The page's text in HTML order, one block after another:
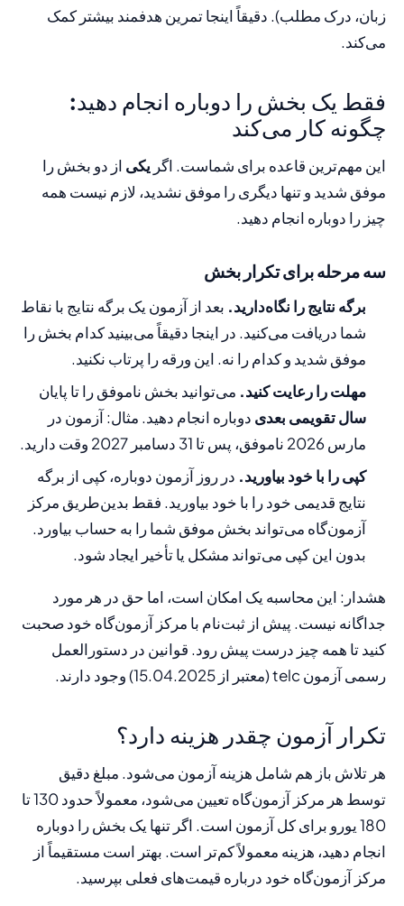
زبان، درک مطلب). دقیقاً اینجا تمرین هدفمند بیشتر کمک
می‌کند.
فقط یک بخش را دوباره انجام دهید:
چگونه کار می‌کند
این مهم‌ترین قاعده برای شماست. اگر یکی از دو بخش را
موفق شدید و تنها دیگری را موفق نشدید، لازم نیست همه
چیز را دوباره انجام دهید.
سه مرحله برای تکرار بخش
برگه نتایج را نگاه‌دارید. بعد از آزمون یک برگه نتایج با نقاط
شما دریافت می‌کنید. در اینجا دقیقاً می‌بینید کدام بخش را
موفق شدید و کدام را نه. این ورقه را پرتاب نکنید.
مهلت را رعایت کنید. می‌توانید بخش ناموفق را تا پایان
سال تقویمی بعدی دوباره انجام دهید. مثال: آزمون در
مارس 2026 ناموفق، پس تا 31 دسامبر 2027 وقت دارید.
کپی را با خود بیاورید. در روز آزمون دوباره، کپی از برگه
نتایج قدیمی خود را با خود بیاورید. فقط بدین‌طریق مرکز
آزمون‌گاه می‌تواند بخش موفق شما را به حساب بیاورد.
بدون این کپی می‌تواند مشکل یا تأخیر ایجاد شود.
هشدار: این محاسبه یک امکان است، اما حق در هر مورد
جداگانه نیست. پیش از ثبت‌نام با مرکز آزمون‌گاه خود صحبت
کنید تا همه چیز درست پیش رود. قوانین در دستورالعمل
رسمی آزمون telc (معتبر از 15.04.2025) وجود دارند.
تکرار آزمون چقدر هزینه دارد؟
هر تلاش باز هم شامل هزینه آزمون می‌شود. مبلغ دقیق
توسط هر مرکز آزمون‌گاه تعیین می‌شود، معمولاً حدود 130 تا
180 یورو برای کل آزمون است. اگر تنها یک بخش را دوباره
انجام دهید، هزینه معمولاً کم‌تر است. بهتر است مستقیماً از
مرکز آزمون‌گاه خود درباره قیمت‌های فعلی بپرسید.